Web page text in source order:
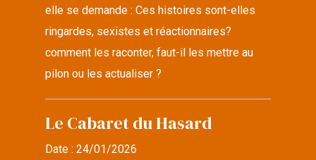
elle se demande : Ces histoires sont-elles
ringardes, sexistes et réactionnaires?
comment les raconter, faut-il les mettre au
pilon ou les actualiser ?
Le Cabaret du Hasard
Date :24/01/2026